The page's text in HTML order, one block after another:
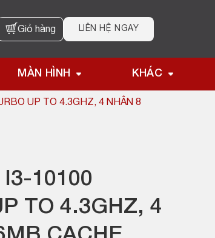
Giỏ hàng LIÊN HỆ NGAY
MÀN HÌNH KHÁC
UP TO 4.3GHZ, 4 NHÂN 8
I3-10100
TO 4.3GHZ, 4